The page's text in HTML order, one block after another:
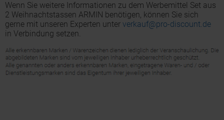
Wenn Sie weitere Informationen zu dem Werbemittel Set aus
2 Weihnachtstassen ARMIN benötigen, können Sie sich
gerne mit unseren Experten unter verkauf@pro-discount.de
in Verbindung setzen.